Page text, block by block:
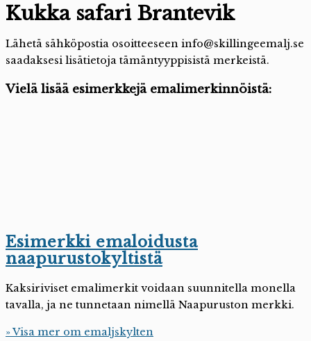
Kukka safari Brantevik
Lähetä sähköpostia osoitteeseen info@skillingeemalj.se
saadaksesi lisätietoja tämäntyyppisistä merkeistä.
Vielä lisää esimerkkejä emalimerkinnöistä:
Esimerkki emaloidusta
naapurustokyltistä
Kaksiriviset emalimerkit voidaan suunnitella monella
tavalla, ja ne tunnetaan nimellä Naapuruston merkki.
» Visa mer om emaljskylten